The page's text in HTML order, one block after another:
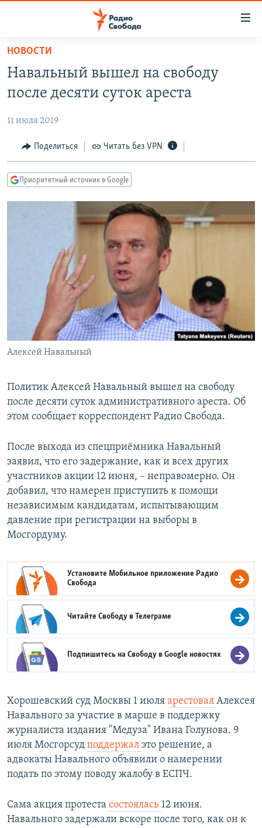
упрощенного
доступа
основному
Вернутся
главной
навигации
Вернутся
АВТОРСКИЕ ПРОЕКТЫ
ЦИТАТЫ СВОБОДЫ
МНЕНИЯ
IDEL.РЕАЛИИ
СИБИРЬ.РЕАЛИИ
РАСПИСАНИЕ ВЕЩАНИЯ
ПОДПИШИТЕСЬ НА РАССЫЛКУ
СОЦИАЛЬНЫЕ СЕТИ
Все сайты РСЕ/РС
НОВОСТИ
Навальный вышел на свободу
после десяти суток ареста
11 июля 2019
Поделиться Читать без VPN
Приоритетный источник в Google
Алексей Навальный
Политик Алексей Навальный вышел на свободу
после десяти суток административного ареста. Об
этом сообщает корреспондент Радио Свобода.
После выхода из спецприёмника Навальный
заявил, что его задержание, как и всех других
участников акции 12 июня, – неправомерно. Он
добавил, что намерен приступить к помощи
независимым кандидатам, испытывающим
давление при регистрации на выборы в
Мосгордуму.
Установите Мобильное приложение Радио
Свобода
Читайте Свободу вТелеграме
Подпишитесь на Свободу вGoogle новостях
Хорошевский суд Москвы 1 июля арестовал Алексея
Навального за участие в марше в поддержку
журналиста издания "Медуза" Ивана Голунова. 9
июля Мосгорсуд поддержал это решение, а
адвокаты Навального объявили о намерении
подать по этому поводу жалобу в ЕСПЧ.
Сама акция протеста состоялась 12 июня.
Навального задержали вскоре после того, как он к